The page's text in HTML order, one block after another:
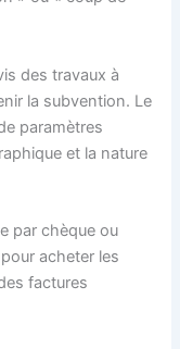
des travaux à
la subvention. Le
paramètres
et la nature
par chèque ou
acheter les
factures